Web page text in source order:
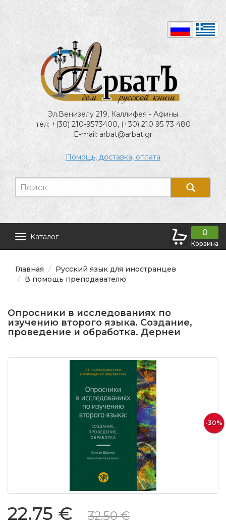
Эл.Венизелу 219, Каллифея - Афины
тел: +(30) 210-9573400, (+30) 210 95 73 480
E-mail: arbat@arbat.gr
Помощь, доставка, оплата
Каталог 0
Корзина
Главная
Русский язык для иностранцев
В помощь преподавателю
Опросники в исследованиях по
изучению второго языка. Создание,
проведение и обработка. Дернеи
-30%
22.75 € 32.50 €